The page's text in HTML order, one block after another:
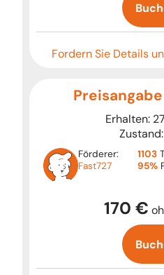
Fordern Sie Details
Erhalten:
Zustand:
Förderer:
Fast727
1103
95%
170 €